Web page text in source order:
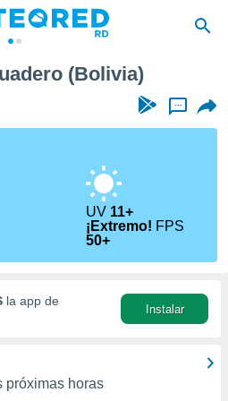
(Bolivia)
...
UV 11+
¡Extremo! FPS
50+
la app de
Instalar
próximas horas